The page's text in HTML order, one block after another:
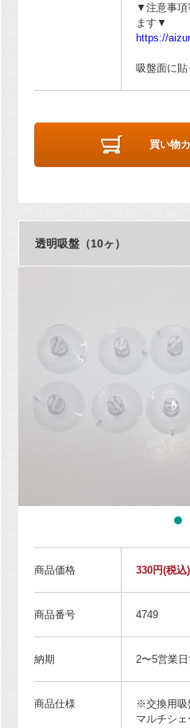
▼注意事項
ます▼
https://
吸盤面に貼
買い物
透明吸盤（10ヶ）
商品価格 330円(税込)
商品番号 4749
納期 2〜5営業
商品仕様
※交換用
マルチシ